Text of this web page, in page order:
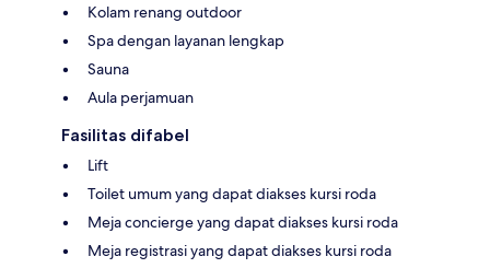
Kolam renang outdoor
Spa dengan layanan lengkap
Sauna
Aula perjamuan
Fasilitas difabel
Lift
Toilet umum yang dapat diakses kursi roda
Meja concierge yang dapat diakses kursi roda
Meja registrasi yang dapat diakses kursi roda